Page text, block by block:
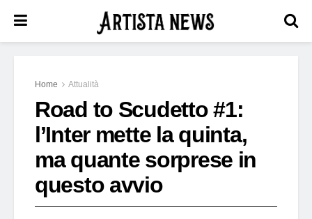
Home Attualità
Road to Scudetto #1:
l’Inter mette la quinta,
ma quante sorprese in
questo avvio